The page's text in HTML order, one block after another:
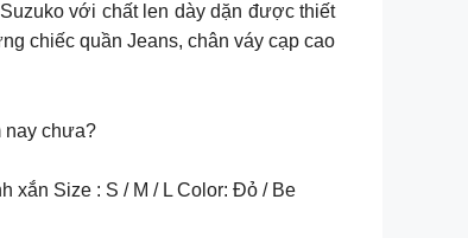
với chất len dày dặn được thiết
chiếc quần Jeans, chân váy cạp cao
nay chưa?
xắn Size : S / M / L Color: Đỏ / Be